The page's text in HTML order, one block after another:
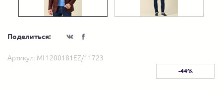
Поделиться:
Артикул: MI 1200181EZ/11723
-44%